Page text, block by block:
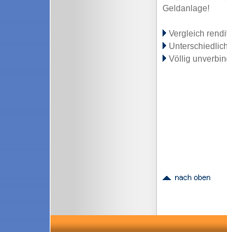
Geldanlage!
Vergleich
Völlig